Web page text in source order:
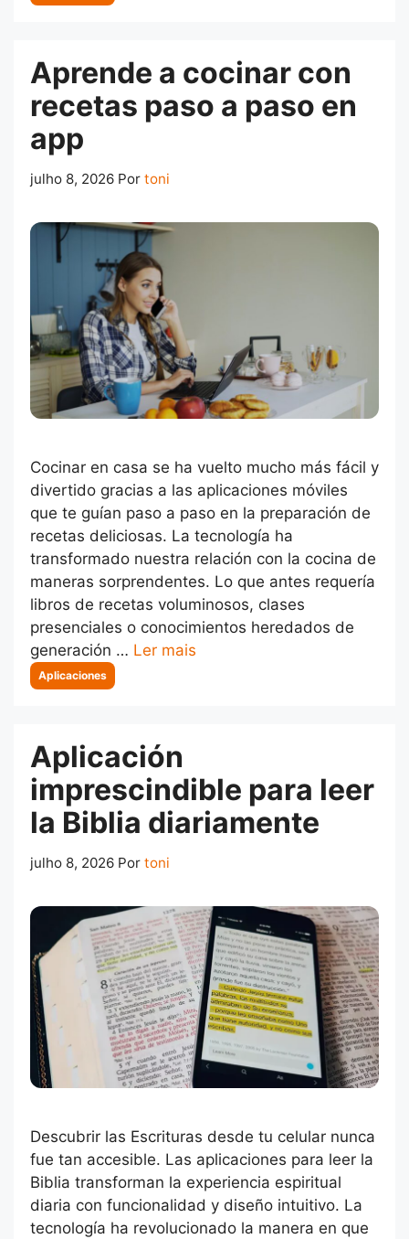
Aprende a cocinar con
recetas paso a paso en
app
julho 8, 2026 Por toni
Cocinar en casa se ha vuelto mucho más fácil y
divertido gracias a las aplicaciones móviles
que te guían paso a paso en la preparación de
recetas deliciosas. La tecnología ha
transformado nuestra relación con la cocina de
maneras sorprendentes. Lo que antes requería
libros de recetas voluminosos, clases
presenciales o conocimientos heredados de
generación … Ler mais
Categorias
Aplicaciones
Aplicación
imprescindible para leer
la Biblia diariamente
julho 8, 2026 Por toni
Descubrir las Escrituras desde tu celular nunca
fue tan accesible. Las aplicaciones para leer la
Biblia transforman la experiencia espiritual
diaria con funcionalidad y diseño intuitivo. La
tecnología ha revolucionado la manera en que